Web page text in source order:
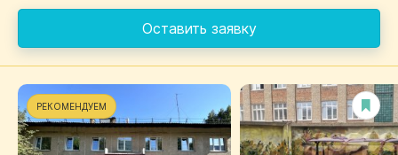
Оставить заявку
РЕКОМЕНДУЕМ